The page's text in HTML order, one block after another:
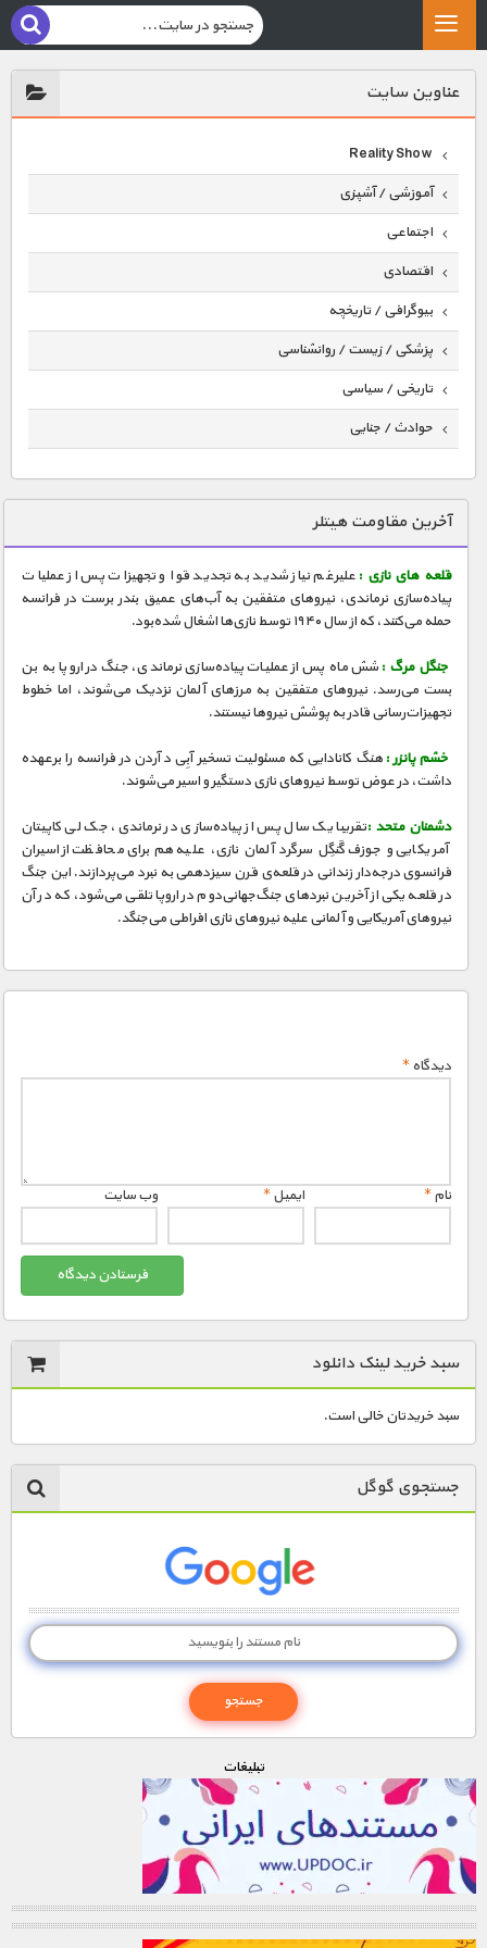
عناوين سايت
Reality Show
آموزشی / آشپزی
اجتماعی
اقتصادی
بیوگرافی / تاریخچه
پزشکی / زیست / روانشناسی
تاریخی / سیاسی
حوادث / جنایی
دنیای خوراکی ها
زمین شناسی / محیط زیست
سازه/ معماری/ مهندسی
سرگرمی
شناخت کودکان
طبیعت
فرهنگ / هنر
کیهان / نجوم
گردشگری
ماورایی
مستند های اختصاصی
آخرین مقاومت هیتلر
قلعه های نازی : علیرغم نیاز شدید به تجدید قوا و تجهیزات پس از عملیات
پیاده‌سازی نرماندی، نیروهای متفقین به آب‌های عمیق بندر برست در فرانسه
حمله می‌کنند، که از سال ۱۹۴۰ توسط نازی‌ها اشغال شده‌بود.
جنگل مرگ : شش ماه پس از عملیات پیاده‌سازی نرماندی، جنگ در اروپا به بن
بست می‌‌رسد. نیروهای متفقین به مرزهای آلمان نزدیک می‌شوند، اما خطوط
تجهیزات‌رسانی قادر به پوشش نیروها نیستند.
خشم پانزر : هنگ کانادایی که مسئولیت تسخیر آبِی د آردن در فرانسه را برعهده
داشت، در عوض توسط نیروهای نازی دستگیر و اسیر می‌شوند.
دشمنان متحد :تقریبا یک سال پس از پیاده‌سازی در نرماندی، جک لی کاپیتان
آمریکایی و جوزف گَنگِل سرگرد آلمان نازی، علیه هم برای محافظت از اسیران
فرانسوی درجه‌دار زندانی در قلعه‌ی قرن سیزدهمی به نبرد می‌پردازند. این جنگ
در قلعه یکی از آخرین نبردهای جنگ‌جهانی‌دوم در اروپا تلقی می‌شود،‌ که در آن
نیروهای آمریکایی و آلمانی علیه نیروهای نازی افراطی می‌جنگد.
دیدگاه*
نام* ایمیل* وب‌ سایت
سبد خرید لینک دانلود
سبد خریدتان خالی است.
جستجوی گوگل
تبليغات